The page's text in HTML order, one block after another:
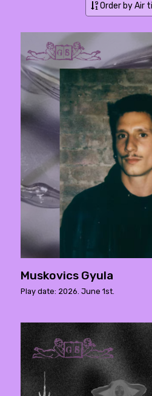
Order by Air
Muskovics Gyula
Play date: 2026. June 1st.